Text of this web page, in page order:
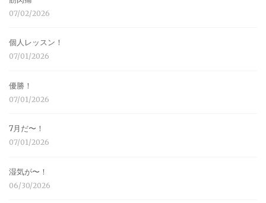
07/02/2026
個人レッスン！
07/01/2026
優勝！
07/01/2026
7月だ〜！
07/01/2026
湿気が〜！
06/30/2026